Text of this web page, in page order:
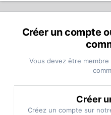
Créer un compte
Vous devez être
Créer
Créez un compte sur